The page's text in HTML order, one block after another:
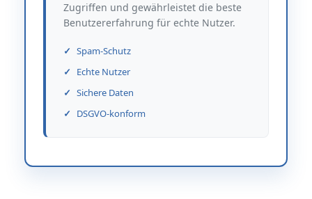
Zugriffen und gewährleistet die beste
Benutzererfahrung für echte Nutzer.
Spam-Schutz
Echte Nutzer
Sichere Daten
DSGVO-konform